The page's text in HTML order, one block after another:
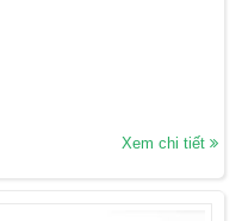
Xem chi tiết